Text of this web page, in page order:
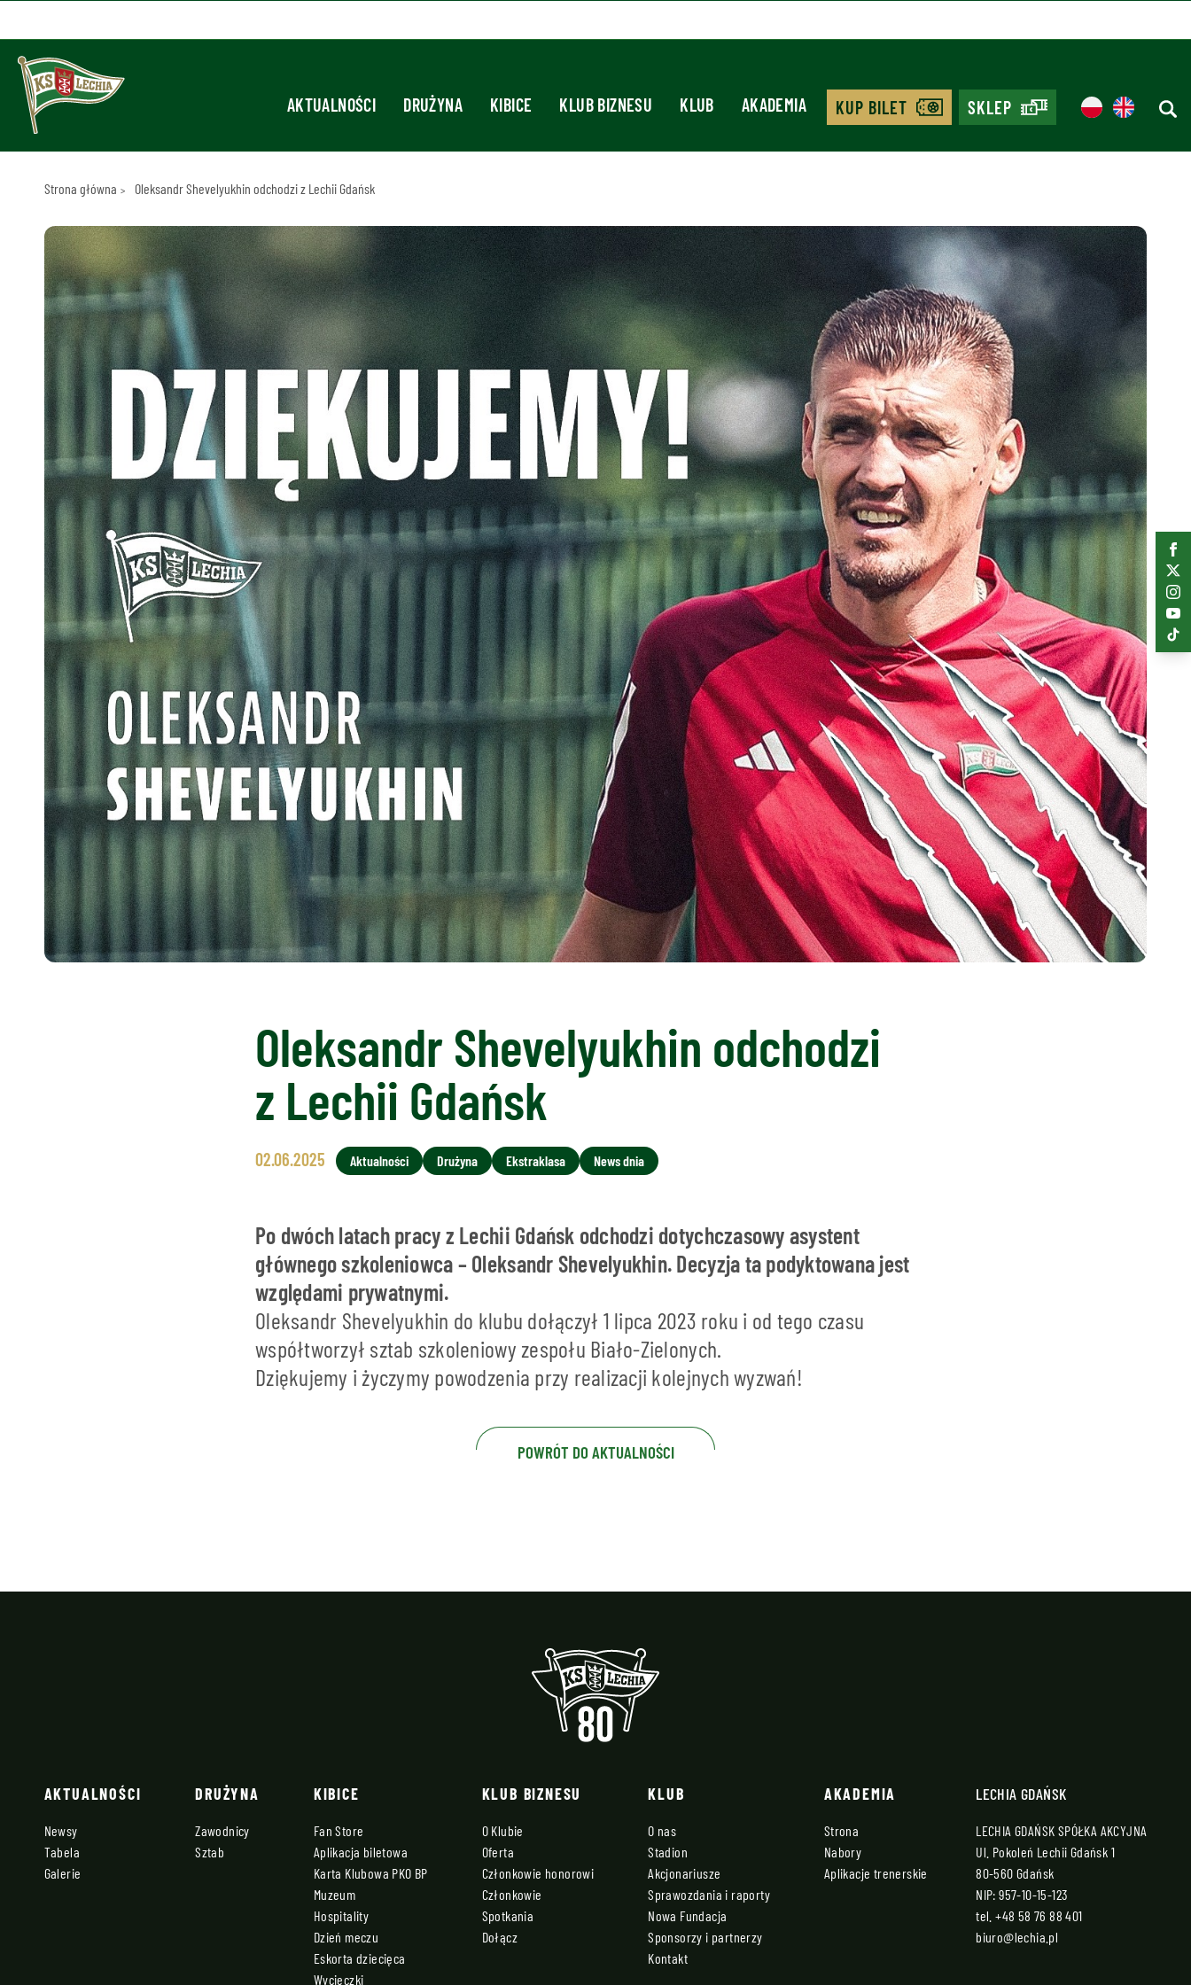
AKTUALNOŚCI DRUŻYNA KIBICE KLUB BIZNESU KLUB AKADEMIA KUP BILET SKLEP
Strona główna Oleksandr Shevelyukhin odchodzi z Lechii Gdańsk
Oleksandr Shevelyukhin odchodzi
z Lechii Gdańsk
02.06.2025 Aktualności Drużyna Ekstraklasa News dnia
Po dwóch latach pracy z Lechii Gdańsk odchodzi dotychczasowy asystent
głównego szkoleniowca – Oleksandr Shevelyukhin. Decyzja ta podyktowana jest
względami prywatnymi.
Oleksandr Shevelyukhin do klubu dołączył 1 lipca 2023 roku i od tego czasu
współtworzył sztab szkoleniowy zespołu Biało-Zielonych.
Dziękujemy i życzymy powodzenia przy realizacji kolejnych wyzwań!
POWRÓT DO AKTUALNOŚCI
AKTUALNOŚCI
Newsy
Tabela
Galerie
DRUŻYNA
Zawodnicy
Sztab
KIBICE
Fan Store
Aplikacja biletowa
Karta Klubowa PKO BP
Muzeum
Hospitality
Dzień meczu
Eskorta dziecięca
Wycieczki
KLUB BIZNESU
O Klubie
Oferta
Członkowie honorowi
Członkowie
Spotkania
Dołącz
KLUB
O nas
Stadion
Akcjonariusze
Sprawozdania i raporty
Nowa Fundacja
Sponsorzy i partnerzy
Kontakt
AKADEMIA
Strona
Nabory
Aplikacje trenerskie
LECHIA GDAŃSK
LECHIA GDAŃSK SPÓŁKA AKCYJNA
Ul. Pokoleń Lechii Gdańsk 1
80-560 Gdańsk
NIP: 957-10-15-123
tel.+48 58 76 88 401
biuro@lechia.pl